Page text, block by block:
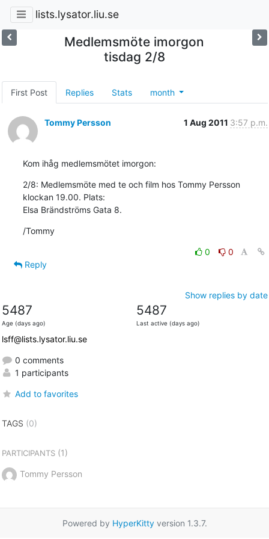
lists.lysator.liu.se
Medlemsmöte imorgon
tisdag 2/8
First Post Replies Stats month
Tommy Persson 1 Aug 2011 3:57 p.m.
Kom ihåg medlemsmötet imorgon:
2/8: Medlemsmöte med te och film hos Tommy Persson
klockan 19.00. Plats:
Elsa Brändströms Gata 8.
/Tommy
0
0
Reply
Show replies by date
5487
Age (days ago)
5487
Last active (days ago)
lsff@lists.lysator.liu.se
0 comments
1 participants
Add to favorites
TAGS (0)
PARTICIPANTS(1)
Tommy Persson
Powered by HyperKittyversion 1.3.7.